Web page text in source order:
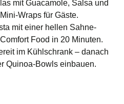
mit Guacamole, Salsa und
Wraps für Gäste.
mit einer hellen Sahne-
Food in 20 Minuten.
im Kühlschrank – danach
Quinoa-Bowls einbauen.